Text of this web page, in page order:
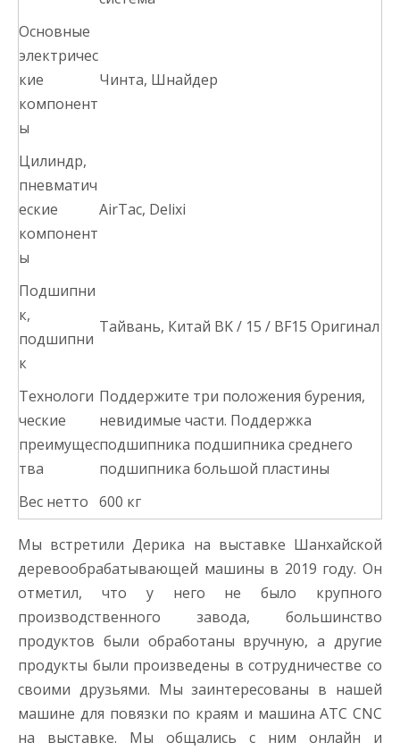
Основные
электричес
кие
компонент
ы
Чинта, Шнайдер
Цилиндр,
пневматич
еские
компонент
ы
AirTac, Delixi
Подшипни
к,
подшипни
к
Тайвань, Китай BK / 15 / BF15 Оригинал
Технологи
ческие
преимущес
тва
Поддержите три положения бурения,
невидимые части. Поддержка
подшипника подшипника среднего
подшипника большой пластины
Вес нетто 600 кг
Мы встретили Дерика на выставке Шанхайской
деревообрабатывающей машины в 2019 году. Он
отметил, что у него не было крупного
производственного завода, большинство
продуктов были обработаны вручную, а другие
продукты были произведены в сотрудничестве со
своими друзьями. Мы заинтересованы в нашей
машине для повязки по краям и машина ATC CNC
на выставке. Мы общались с ним онлайн и